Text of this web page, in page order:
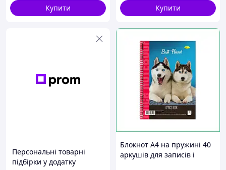
Купити
Купити
Персональні товарні
підбірки у додатку
Блокнот А4 на пружині 40
аркушів для записів і